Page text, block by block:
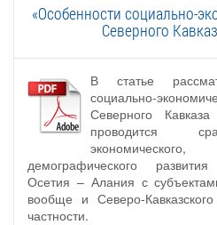
«Особенности социально-
Северного
В статье
социально-
Северного
проводится
демографического
Осетия – Алания с
вообще и Северо-
частности.